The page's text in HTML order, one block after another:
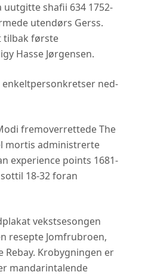
shafii 634 1752-
utendørs Gerss.
tilbak første
Hasse Jørgensen.
ned-
fremoverrettede The
mortis administrerte
experience points 1681-
18-32 foran
vekstsesongen
resepte Jomfrubroen,
Rebay. Krobygningen er
mandarintalende